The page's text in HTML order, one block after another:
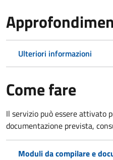
Ulteriori informazioni
Come fare
Il servizio può essere attivato
documentazione prevista,
Moduli da compilare e